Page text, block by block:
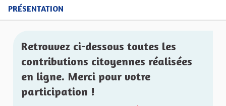
PRÉSENTATION
Retrouvez ci-dessous toutes les
contributions citoyennes réalisées
en ligne. Merci pour votre
participation !